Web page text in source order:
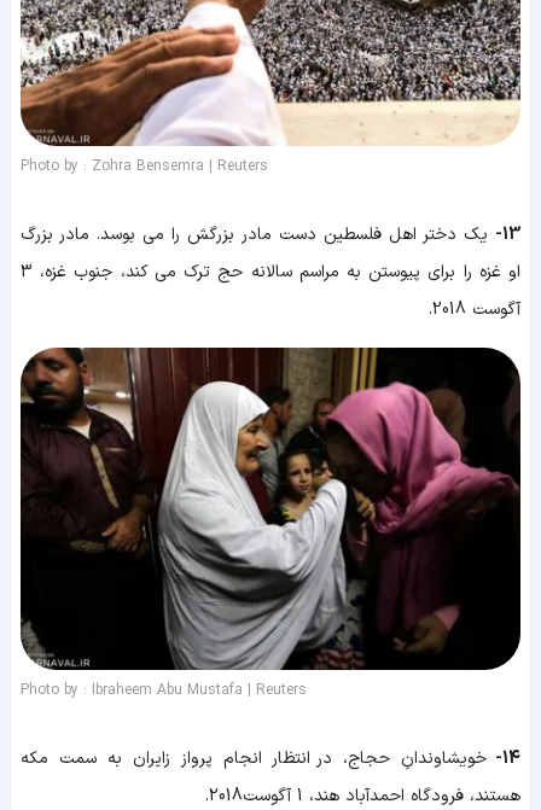
Photo by : Zohra Bensemra | Reuters
13-
یک دختر اهل فلسطین دست مادر بزرگش را می بوسد. مادر بزرگ
او غزه را برای پیوستن به مراسم سالانه حج ترک می کند، جنوب غزه، 3
آگوست 2018.
Photo by : Ibraheem Abu Mustafa | Reuters
14-
خویشاوندانِ حجاج، در انتظار انجام پرواز زایران به سمت مکه
هستند، فرودگاه احمدآباد هند، 1 آگوست2018.